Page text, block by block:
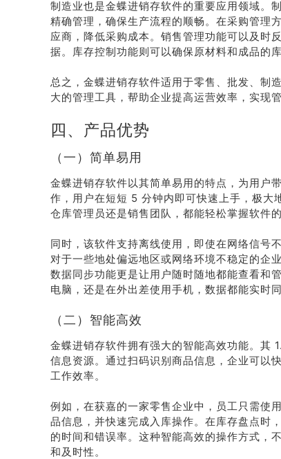
制造业也是金蝶进销存软件的重要应用领域。
精确管理，确保生产流程的顺畅。在采购管理
应商，降低采购成本。销售管理功能可以及时
据。库存控制功能则可以确保原材料和成品的
总之，金蝶进销存软件适用于零售、批发、制
大的管理工具，帮助企业提高运营效率，实现
四、产品优势
（一）简单易用
金蝶进销存软件以其简单易用的特点，为用户
作，用户在短短 5 分钟内即可快速上手，极大
仓库管理员还是销售团队，都能轻松掌握软件的
同时，该软件支持离线使用，即使在网络信号
对于一些地处偏远地区或网络环境不稳定的企
数据同步功能更是让用户随时随地都能查看和
电脑，还是在外出差使用手机，数据都能实时
（二）智能高效
金蝶进销存软件拥有强大的智能高效功能。其
信息资源。通过扫码识别商品信息，企业可以
工作效率。
例如，在获嘉的一家零售企业中，员工只需使
品信息，并快速完成入库操作。在库存盘点时
的时间和错误率。这种智能高效的操作方式，
和及时性。